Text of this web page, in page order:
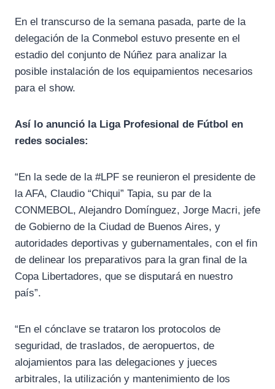
En el transcurso de la semana pasada, parte de la
delegación de la Conmebol estuvo presente en el
estadio del conjunto de Núñez para analizar la
posible instalación de los equipamientos necesarios
para el show.
Así lo anunció la Liga Profesional de Fútbol en
redes sociales:
“En la sede de la #LPF se reunieron el presidente de
la AFA, Claudio “Chiqui” Tapia, su par de la
CONMEBOL, Alejandro Domínguez, Jorge Macri, jefe
de Gobierno de la Ciudad de Buenos Aires, y
autoridades deportivas y gubernamentales, con el fin
de delinear los preparativos para la gran final de la
Copa Libertadores, que se disputará en nuestro
país”.
“En el cónclave se trataron los protocolos de
seguridad, de traslados, de aeropuertos, de
alojamientos para las delegaciones y jueces
arbitrales, la utilización y mantenimiento de los